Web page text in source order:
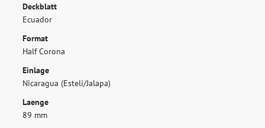
Deckblatt
Ecuador
Format
Half Corona
Einlage
Nicaragua (Esteli/Jalapa)
Laenge
89 mm
auf dem Laufenden gehalten werden? Dann melden Sie sich
hier für unseren Newsletter an! Es lohnt sich!
ANMELDEN